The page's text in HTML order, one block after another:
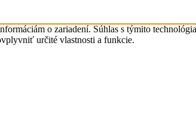
o zariadení. Súhlas s týmito
určité vlastnosti a funkcie.